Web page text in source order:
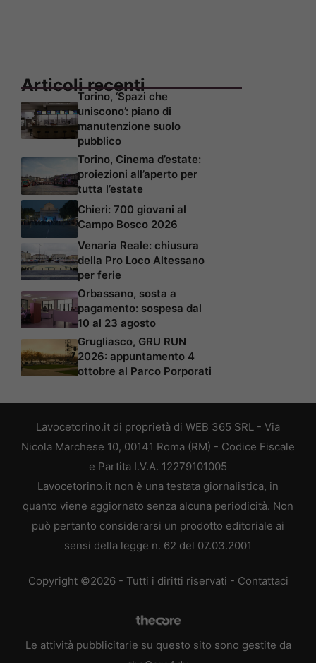
Articoli recenti
Torino, ‘Spazi che
uniscono’: piano di
manutenzione suolo
pubblico
Torino, Cinema d’estate:
proiezioni all’aperto per
tutta l’estate
Chieri: 700 giovani al
Campo Bosco 2026
Venaria Reale: chiusura
della Pro Loco Altessano
per ferie
Orbassano, sosta a
pagamento: sospesa dal
10 al 23 agosto
Grugliasco, GRU RUN
2026: appuntamento 4
ottobre al Parco Porporati
Lavocetorino.it di proprietà di WEB 365 SRL - Via
Nicola Marchese 10, 00141 Roma (RM) - Codice Fiscale
e Partita I.V.A. 12279101005
Lavocetorino.it non è una testata giornalistica, in
quanto viene aggiornato senza alcuna periodicità. Non
può pertanto considerarsi un prodotto editoriale ai
sensi della legge n. 62 del 07.03.2001
Copyright ©2026 - Tutti i diritti riservati - Contattaci
Le attività pubblicitarie su questo sito sono gestite da